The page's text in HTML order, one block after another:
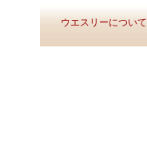
ウエスリーについて